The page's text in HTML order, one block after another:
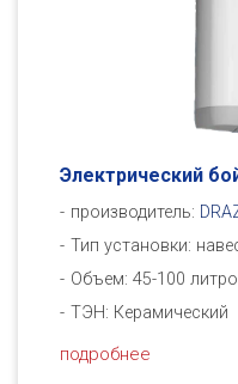
Электрический
производитель:
Тип установки:
Объем: 45-100
ТЭН: Керамический
подробнее